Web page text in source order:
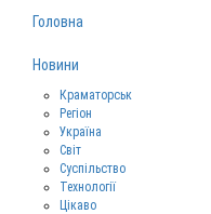
Головна
Новини
Краматорськ
Регіон
Україна
Світ
Суспільство
Технології
Цікаво